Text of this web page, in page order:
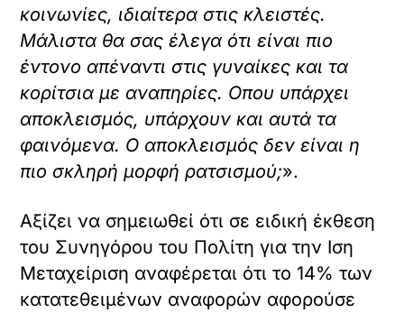
κοινωνίες, ιδιαίτερα στις κλειστές.
Μάλιστα θα σας έλεγα ότι είναι πιο
έντονο απέναντι στις γυναίκες και τα
κορίτσια με αναπηρίες. Οπου υπάρχει
αποκλεισμός, υπάρχουν και αυτά τα
φαινόμενα. Ο αποκλεισμός δεν είναι η
πιο σκληρή μορφή ρατσισμού;».
Αξίζει να σημειωθεί ότι σε ειδική έκθεση
του Συνηγόρου του Πολίτη για την Ιση
Μεταχείριση αναφέρεται ότι το 14% των
κατατεθειμένων αναφορών αφορούσε